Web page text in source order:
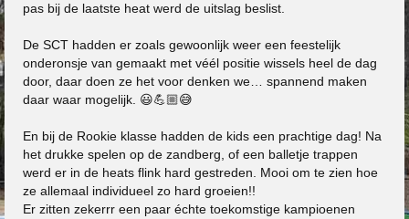
pas bij de laatste heat werd de uitslag beslist.
De SCT hadden er zoals gewoonlijk weer een feestelijk
onderonsje van gemaakt met véél positie wissels heel de dag
door, daar doen ze het voor denken we… spannend maken
daar waar mogelijk. 😃💪🏼😅
En bij de Rookie klasse hadden de kids een prachtige dag! Na
het drukke spelen op de zandberg, of een balletje trappen
werd er in de heats flink hard gestreden. Mooi om te zien hoe
ze allemaal individueel zo hard groeien!!
Er zitten zekerrr een paar échte toekomstige kampioenen